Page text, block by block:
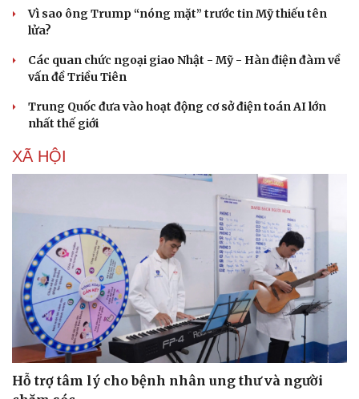
Thể thao
Bóng đá
Lịch thi đấu bóng đá
Thế giới thể thao
eSports
Hậu trường
Ô tô - Xe máy
Xe máy
Tư vấn
Vì sao ông Trump “nóng mặt” trước tin Mỹ thiếu tên
lửa?
Các quan chức ngoại giao Nhật - Mỹ - Hàn điện đàm về
vấn đề Triều Tiên
Trung Quốc đưa vào hoạt động cơ sở điện toán AI lớn
nhất thế giới
XÃ HỘI
Hỗ trợ tâm lý cho bệnh nhân ung thư và người